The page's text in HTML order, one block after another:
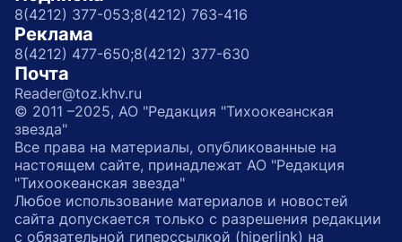
8(4212) 377-053;8(4212) 763-416
Реклама
8(4212) 477-650;8(4212) 377-630
Почта
Reader@toz.khv.ru
© 2011 –2025, АО "Редакция "Тихоокеанская
звезда"
Все права на материалы, опубликованные на
настоящем сайте, принадлежат АО "Редакция
"Тихоокеанская звезда"
Любое использование материалов и новостей
сайта допускается только с разрешения редакции
с обязательной гиперссылкой (hiperlink) на